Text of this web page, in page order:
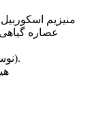
منیزیم
عصاره
لیپوزوم ویتامین C، A، E( نوسازی سلولی).